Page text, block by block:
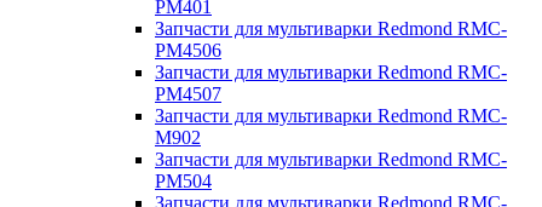
PM401
Запчасти для мультиварки Redmond RMC-
PM4506
Запчасти для мультиварки Redmond RMC-
PM4507
Запчасти для мультиварки Redmond RMC-
M902
Запчасти для мультиварки Redmond RMC-
PM504
Запчасти для мультиварки Redmond RMC-